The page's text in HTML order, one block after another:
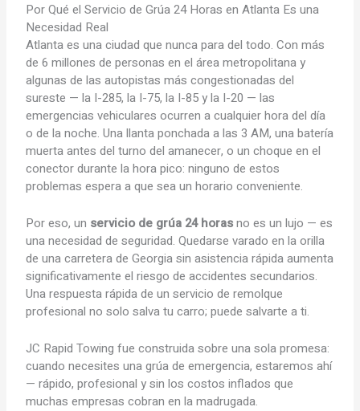
Por Qué elServicio de Grúa 24 Horas en Atlanta Es una
Necesidad Real
Atlanta es una ciudad que nunca para del todo. Con más
de 6 millones de personas en el área metropolitana y
algunas de las autopistas más congestionadas del
sureste — la I-285, la I-75, la I-85 y la I-20 — las
emergencias vehiculares ocurren a cualquier hora del día
o de la noche. Una llanta ponchada a las 3 AM, una batería
muerta antes del turno del amanecer, o un choque en el
conector durante la hora pico: ninguno de estos
problemas espera a que sea un horario conveniente.
Por eso, un servicio de grúa 24 horasno es un lujo — es
una necesidad de seguridad. Quedarse varado en la orilla
de una carretera de Georgia sin asistencia rápida aumenta
significativamente el riesgo de accidentes secundarios.
Una respuesta rápida de un servicio de remolque
profesional no solo salva tu carro; puede salvarte a ti.
JC Rapid Towing fue construida sobre una sola promesa:
cuando necesites una grúa de emergencia, estaremos ahí
— rápido, profesional y sin los costos inflados que
muchas empresas cobran en la madrugada.